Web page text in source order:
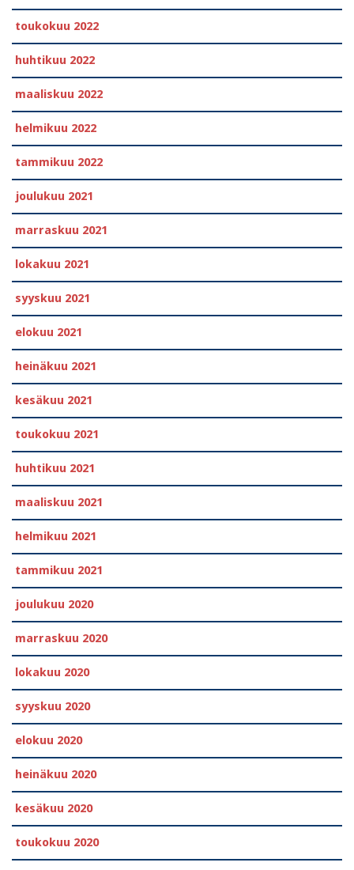
toukokuu 2022
huhtikuu 2022
maaliskuu 2022
helmikuu 2022
tammikuu 2022
joulukuu 2021
marraskuu 2021
lokakuu 2021
syyskuu 2021
elokuu 2021
heinäkuu 2021
kesäkuu 2021
toukokuu 2021
huhtikuu 2021
maaliskuu 2021
helmikuu 2021
tammikuu 2021
joulukuu 2020
marraskuu 2020
lokakuu 2020
syyskuu 2020
elokuu 2020
heinäkuu 2020
kesäkuu 2020
toukokuu 2020